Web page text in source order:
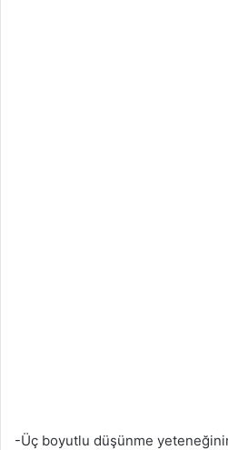
-Üç boyutlu düşünme